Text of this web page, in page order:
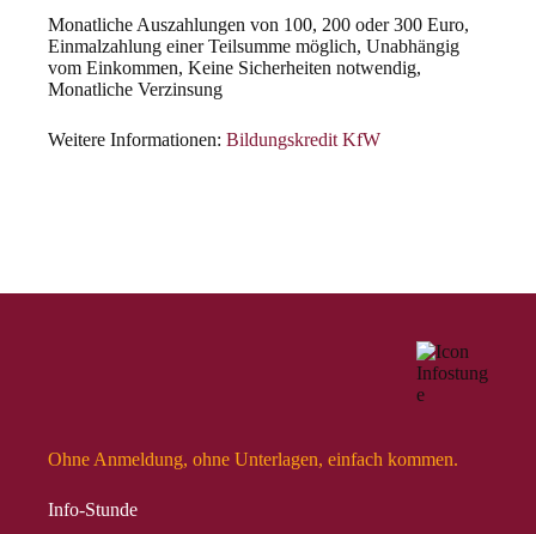
Monatliche Auszahlungen von 100, 200 oder 300 Euro,
Einmalzahlung einer Teilsumme möglich, Unabhängig
vom Einkommen, Keine Sicherheiten notwendig,
Monatliche Verzinsung
Weitere Informationen:Bildungskredit KfW
Ohne Anmeldung, ohne Unterlagen, einfach kommen.
Info-Stunde